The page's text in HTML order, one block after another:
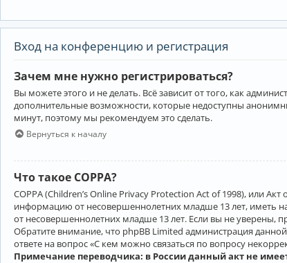
Вход на конференцию и регистрация
Зачем мне нужно регистрироваться?
Вы можете этого и не делать. Всё зависит от того, как
дополнительные возможности, которые недоступны
минут, поэтому мы рекомендуем это сделать.
Вернуться к началу
Что такое COPPA?
COPPA (Children’s Online Privacy Protection Act of 1998), или
информацию от несовершеннолетних младше 13 лет, иметь
от несовершеннолетних младше 13 лет. Если вы не
Обратите внимание, что phpBB Limited администрация
ответе на вопрос «С кем можно связаться по вопросу
Примечание переводчика: в России данный акт не